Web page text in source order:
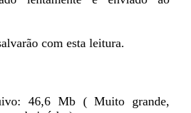
com esta leitura.
46,6 Mb ( Muito grande,